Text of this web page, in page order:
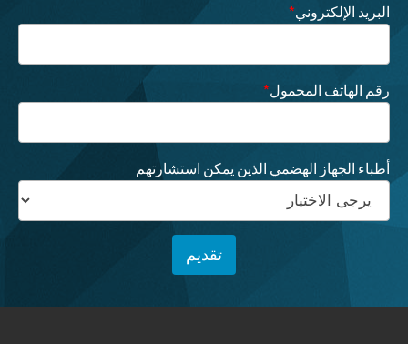
البريد الإلكتروني*
رقم الهاتف المحمول*
أطباء الجهاز الهضمي الذين يمكن استشارتهم